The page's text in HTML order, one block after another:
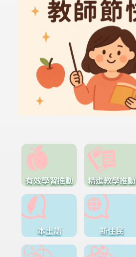
有效學習推動 精進教學推動
本土語 新住民